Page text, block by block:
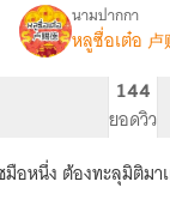
เรื่อง
วาท
เจ้า
สำนัก
Rewrite
นามปากกา
หลูซื่อเต๋อ 卢
144
ยอดวิว
มือหนึ่ง ต้องทะลุมิติม